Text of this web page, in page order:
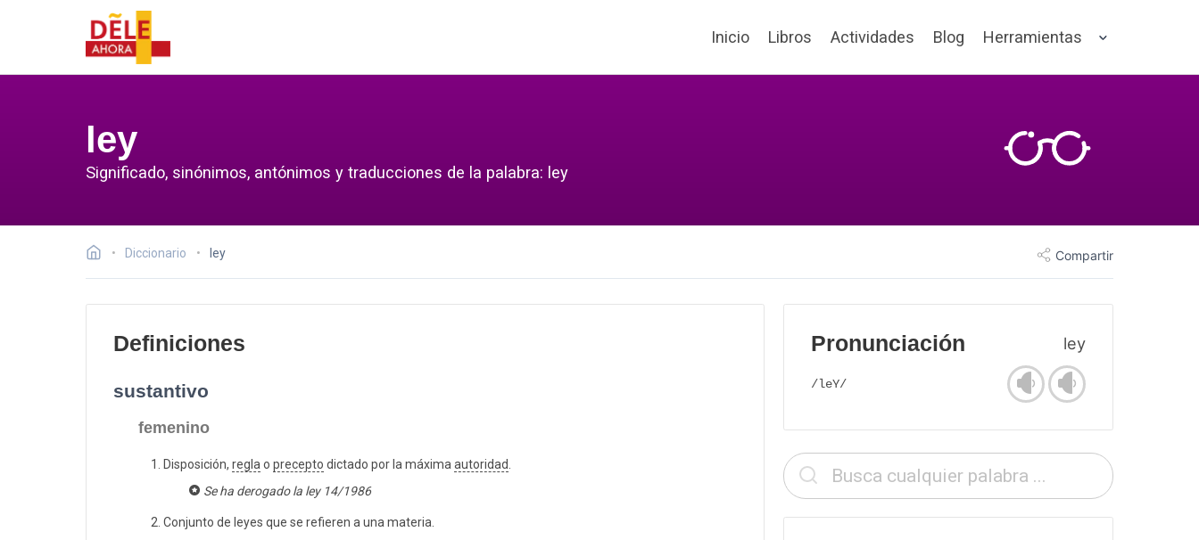
Inicio Libros Actividades Blog Herramientas
ley
Significado, sinónimos, antónimos y traducciones de la palabra: ley
Diccionario ley Compartir
Definiciones
sustantivo
femenino
Disposición, reglao precepto dictado por la máximaautoridad.
Se ha derogado la ley 14/1986
Conjunto de leyes que se refieren a una materia.
Pronunciación ley
/leY/